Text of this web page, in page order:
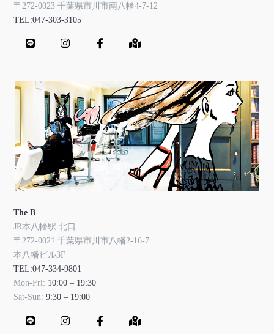
〒272-0023 千葉県市川市南八幡4-7-12
TEL:047-303-3105
The B
JR本八幡駅 北口
〒272-0021 千葉県市川市八幡2-16-7
本八幡ビル3F
TEL:047-334-9801
Mon-Fri: 10:00 – 19:30
Sat-Sun:9:30 – 19:00